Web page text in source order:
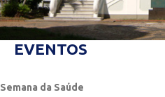
EVENTOS
Semana da Saúde